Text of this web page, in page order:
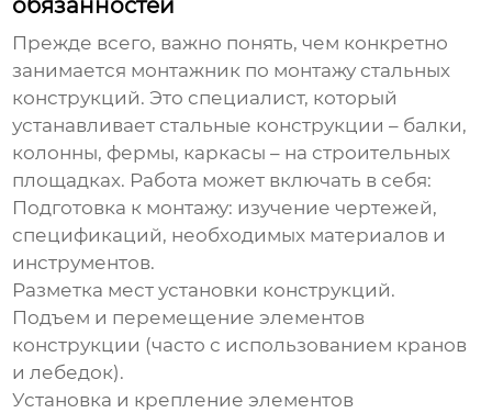
обязанностей
Прежде всего, важно понять, чем конкретно
занимается монтажник по монтажу стальных
конструкций. Это специалист, который
устанавливает стальные конструкции – балки,
колонны, фермы, каркасы – на строительных
площадках. Работа может включать в себя:
Подготовка к монтажу: изучение чертежей,
спецификаций, необходимых материалов и
инструментов.
Разметка мест установки конструкций.
Подъем и перемещение элементов
конструкции (часто с использованием кранов
и лебедок).
Установка и крепление элементов